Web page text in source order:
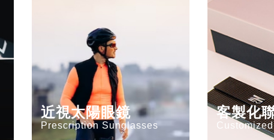
近視太陽眼鏡
Prescription Sunglasses
客製化
Customized